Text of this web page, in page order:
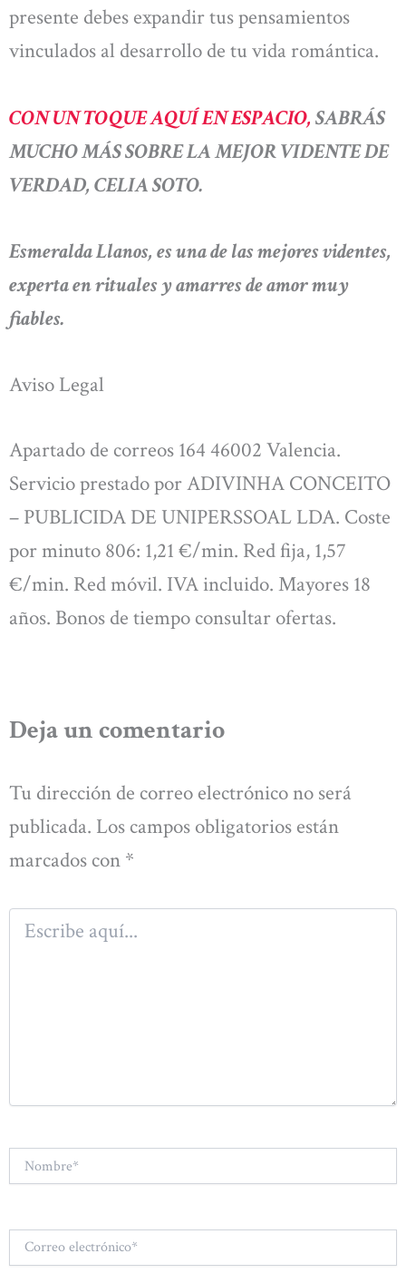
presente debes expandir tus pensamientos
vinculados al desarrollo de tu vida romántica.
CON UN TOQUE AQUÍ EN ESPACIO, SABRÁS
MUCHO MÁS SOBRE LA MEJOR VIDENTE DE
VERDAD, CELIA SOTO.
Esmeralda Llanos, es una de las mejores videntes,
experta en rituales y amarres de amor muy
fiables.
Aviso Legal
Apartado de correos 164 46002 Valencia.
Servicio prestado por ADIVINHA CONCEITO
– PUBLICIDA DE UNIPERSSOAL LDA. Coste
por minuto 806: 1,21 €/min. Red fija, 1,57
€/min. Red móvil. IVA incluido. Mayores 18
años. Bonos de tiempo consultar ofertas.
Deja un comentario
Tu dirección de correo electrónico no será
publicada. Los campos obligatorios están
marcados con *
Escribe
aquí...
Correo
electrónico*